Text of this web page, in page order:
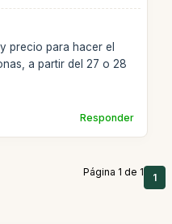
precio para hacer el
a partir del 27 o 28
Responder
Página 1 de 1 1